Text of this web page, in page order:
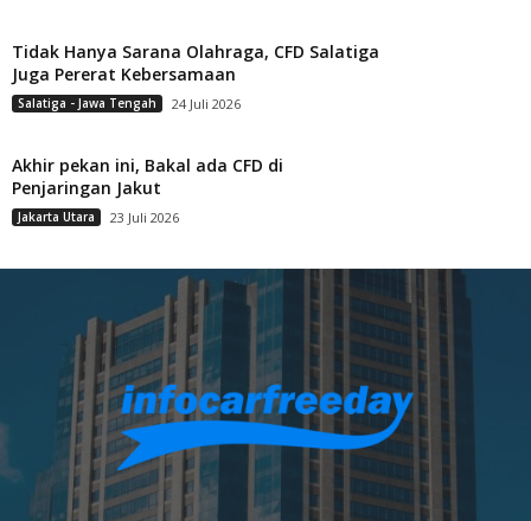
Tidak Hanya Sarana Olahraga, CFD Salatiga
Juga Pererat Kebersamaan
Salatiga - Jawa Tengah 24 Juli 2026
Akhir pekan ini, Bakal ada CFD di
Penjaringan Jakut
Jakarta Utara 23 Juli 2026